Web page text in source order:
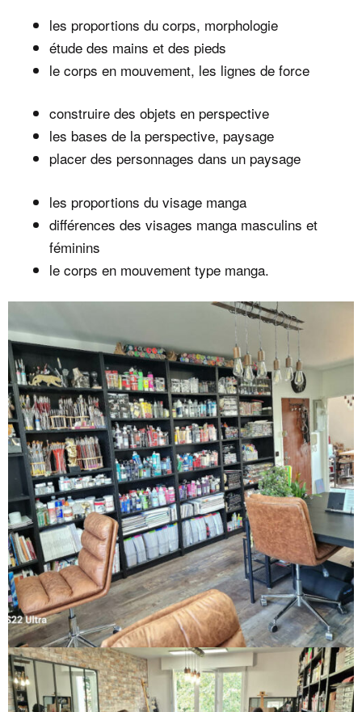
les proportions du corps, morphologie
étude des mains et des pieds
le corps en mouvement, les lignes de force
construire des objets en perspective
les bases de la perspective, paysage
placer des personnages dans un paysage
les proportions du visage manga
différences des visages manga masculins et
féminins
le corps en mouvement type manga.